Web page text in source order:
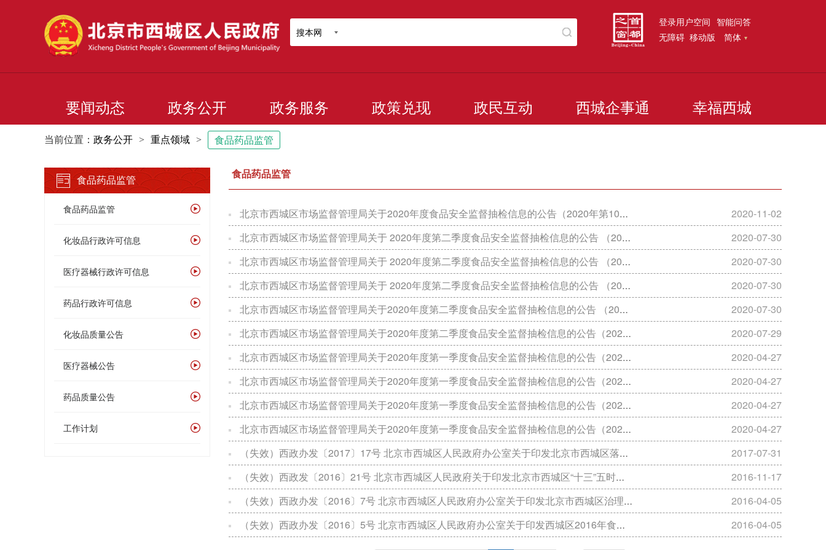
搜本网
登录用户空间 智能问答
无障碍 移动版 简体
要闻动态 政务公开 政务服务 政策兑现 政民互动 西城企事通 幸福西城
当前位置： 政务公开 > 重点领域 > 食品药品监管
食品药品监管
食品药品监管
化妆品行政许可信息
医疗器械行政许可信息
药品行政许可信息
化妆品质量公告
医疗器械公告
药品质量公告
工作计划
食品药品监管
北京市西城区市场监督管理局关于2020年度食品安全监督抽检信息的公告（2020年第10期）
2020-11-02
北京市西城区市场监督管理局关于 2020年度第二季度食品安全监督抽检信息的公告 （2020年第09期）
2020-07-30
北京市西城区市场监督管理局关于 2020年度第二季度食品安全监督抽检信息的公告 （2020年第08期）
2020-07-30
北京市西城区市场监督管理局关于 2020年度第二季度食品安全监督抽检信息的公告 （2020年第07期）
2020-07-30
北京市西城区市场监督管理局关于2020年度第二季度食品安全监督抽检信息的公告 （2020年第06期）
2020-07-30
北京市西城区市场监督管理局关于2020年度第二季度食品安全监督抽检信息的公告（2020年第05期）
2020-07-29
北京市西城区市场监督管理局关于2020年度第一季度食品安全监督抽检信息的公告（2020年第04期）
2020-04-27
北京市西城区市场监督管理局关于2020年度第一季度食品安全监督抽检信息的公告（2020年第03期）
2020-04-27
北京市西城区市场监督管理局关于2020年度第一季度食品安全监督抽检信息的公告（2020年第02期）
2020-04-27
北京市西城区市场监督管理局关于2020年度第一季度食品安全监督抽检信息的公告（2020年第01期）
2020-04-27
（失效）西政办发〔2017〕17号 北京市西城区人民政府办公室关于印发北京市西城区落实“阳光餐饮”工程实施方案的通知
2017-07-31
（失效）西政发〔2016〕21号 北京市西城区人民政府关于印发北京市西城区“十三”五时期食品药品安全发展规划的通知
2016-11-17
（失效）西政办发〔2016〕7号 北京市西城区人民政府办公室关于印发北京市西城区治理无证无照餐饮单位工作方案的通知
2016-04-05
（失效）西政办发〔2016〕5号 北京市西城区人民政府办公室关于印发西城区2016年食品药品安全重点工作安排的通知
2016-04-05